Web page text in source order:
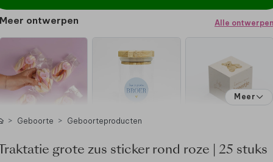
Meer ontwerpen Alle ontwerpen
Meer
Geboorte Geboorteproducten
grote zus sticker rond roze | 25 stuks